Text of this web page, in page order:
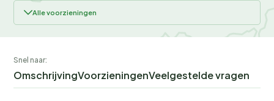
Alle voorzieningen
Snel naar:
OmschrijvingVoorzieningenVeelgestelde vragen